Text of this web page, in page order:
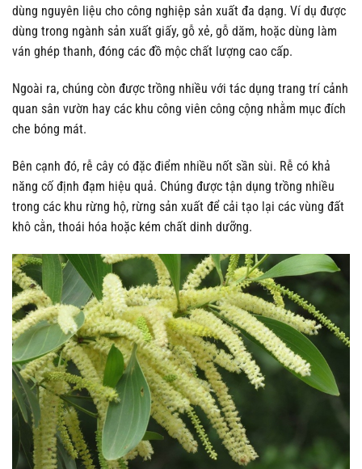
dùng nguyên liệu cho công nghiệp sản xuất đa dạng. Ví dụ được
dùng trong ngành sản xuất giấy, gỗ xẻ, gỗ dăm, hoặc dùng làm
ván ghép thanh, đóng các đồ mộc chất lượng cao cấp.
Ngoài ra, chúng còn được trồng nhiều với tác dụng trang trí cảnh
quan sân vườn hay các khu công viên công cộng nhằm mục đích
che bóng mát.
Bên cạnh đó, rễ cây có đặc điểm nhiều nốt sần sùi. Rễ có khả
năng cố định đạm hiệu quả. Chúng được tận dụng trồng nhiều
trong các khu rừng hộ, rừng sản xuất để cải tạo lại các vùng đất
khô cằn, thoái hóa hoặc kém chất dinh dưỡng.